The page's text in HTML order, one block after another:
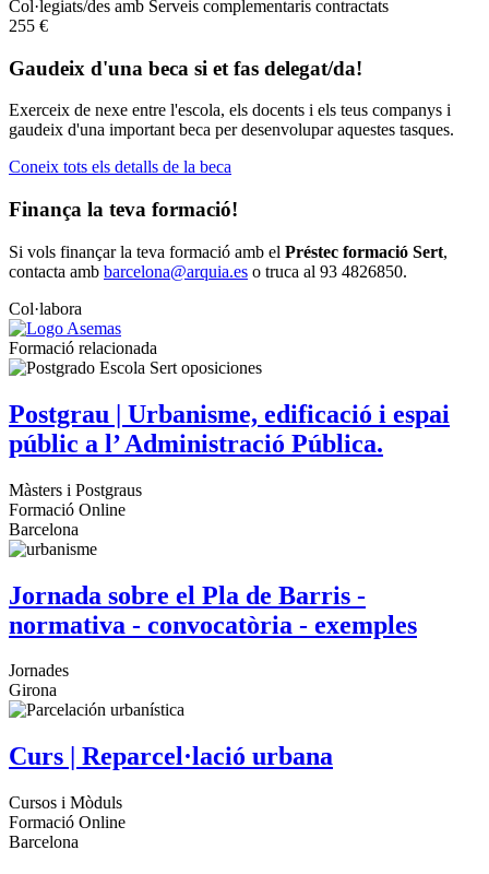
Col·legiats/des amb Serveis complementaris contractats
255 €
Gaudeix d'una beca si et fas delegat/da!
Exerceix de nexe entre l'escola, els docents i els teus companys i
gaudeix d'una important beca per desenvolupar aquestes tasques.
Coneix tots els detalls de la beca
Finança la teva formació!
Si vols finançar la teva formació amb el Préstec formació Sert,
contacta amb barcelona@arquia.es o truca al 93 4826850.
Col·labora
Formació relacionada
Postgrau | Urbanisme, edificació i espai
públic a l’ Administració Pública.
Màsters i Postgraus
Formació Online
Barcelona
Jornada sobre el Pla de Barris -
normativa - convocatòria - exemples
Jornades
Girona
Curs | Reparcel·lació urbana
Cursos i Mòduls
Formació Online
Barcelona